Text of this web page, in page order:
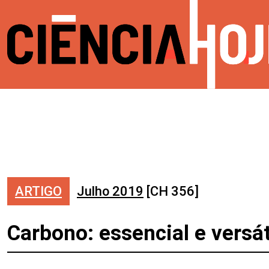
ARTIGO Julho 2019 [CH 356]
Carbono: essencial e